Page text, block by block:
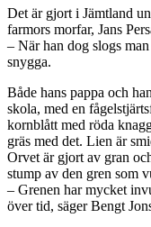
Det är gjort i Jämtland
farmors morfar, Jans
– När han dog slogs
snygga.
Både hans pappa och
skola, med en
kornblått med röda
gräs med det. Lien är
Orvet är gjort av gran
stump av den gren som
– Grenen har mycket
över tid, säger Bengt